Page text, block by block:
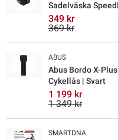
Sadelväska
349 kr
369 kr
ABUS
Abus Bordo X-
Cykellås | Svart
1 199 kr
1 349 kr
SMARTDNA